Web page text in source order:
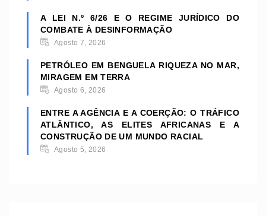
A LEI N.º 6/26 E O REGIME JURÍDICO DO
COMBATE À DESINFORMAÇÃO
Agosto 7, 2026
PETRÓLEO EM BENGUELA RIQUEZA NO MAR,
MIRAGEM EM TERRA
Agosto 6, 2026
ENTRE A AGÊNCIA E A COERÇÃO: O TRÁFICO
ATLÂNTICO, AS ELITES AFRICANAS E A
CONSTRUÇÃO DE UM MUNDO RACIAL
Agosto 5, 2026